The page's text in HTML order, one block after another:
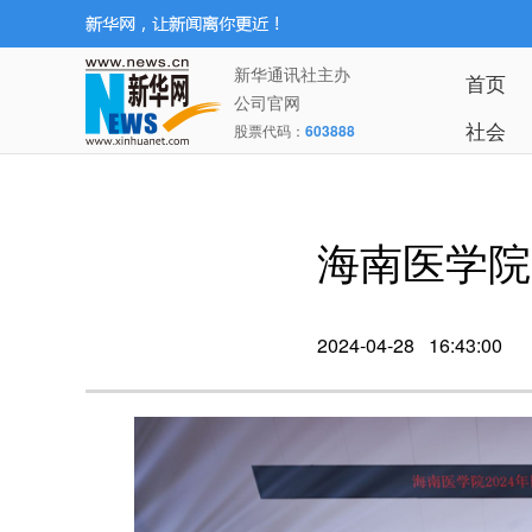
新华通讯社主办
公司官网
股票代码： 603888
首页
社会
海南医学
2024-04-28 16:43:00